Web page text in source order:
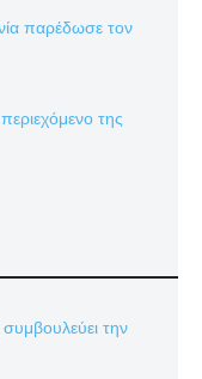
παρέδωσε τον
της
την